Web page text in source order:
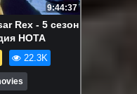
9:44:37
Rex - 5 сезон
НОТА
22.3K